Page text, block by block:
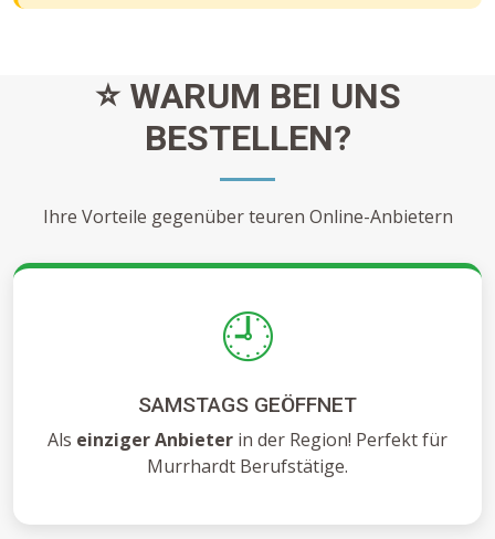
⭐ WARUM BEI UNS
BESTELLEN?
Ihre Vorteile gegenüber teuren Online-Anbietern
🕘
SAMSTAGS GEÖFFNET
Als einziger Anbieter in der Region! Perfekt für
Murrhardt Berufstätige.